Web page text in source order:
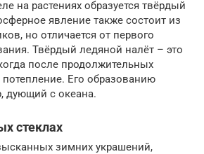
на растениях образуется твёрдый
явление также состоит из
но отличается от первого
Твёрдый ледяной налёт – это
после продолжительных
потепление. Его образованию
дующий с океана.
стеклах
зимних украшений,